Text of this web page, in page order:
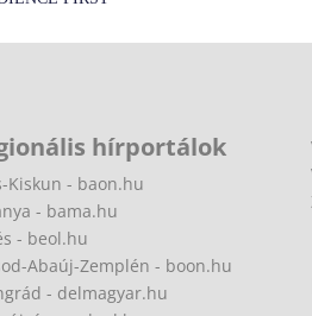
hírportálok
Kiskun - baon.hu
- bama.hu
- beol.hu
Abaúj-Zemplén - boon.hu
- delmagyar.hu